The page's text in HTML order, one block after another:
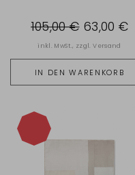
IN DEN WARENKORB
105,00 € 63,00 €
inkl. MwSt., zzgl.Versand